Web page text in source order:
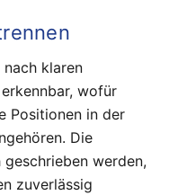
klaren
wofür
Positionen in der
Die
werden,
zuverlässig